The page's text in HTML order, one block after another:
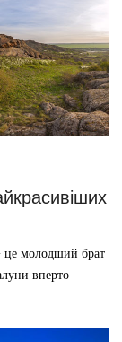
це молодший брат
вперто